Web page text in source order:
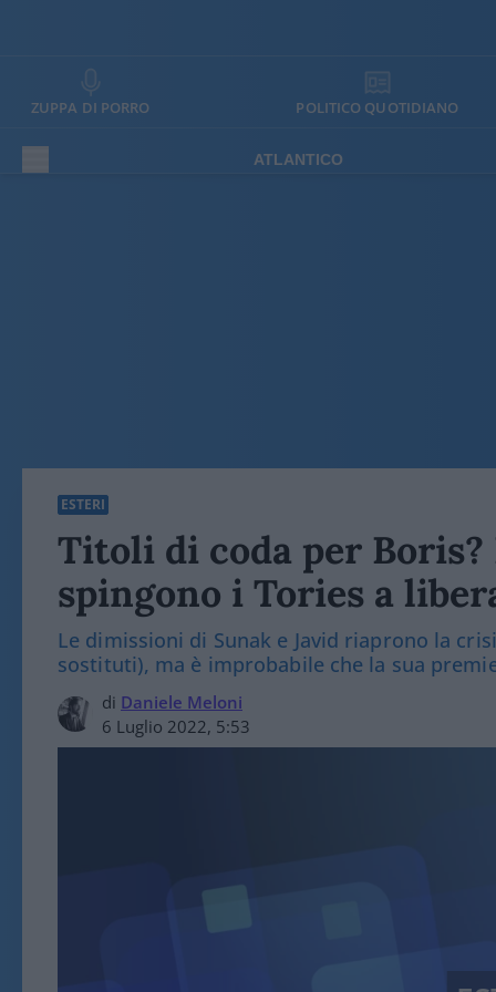
ZUPPA DI PORRO POLITICO QUOTIDIANO
ATLANTICO
ESTERI
Titoli di coda per
spingono i Tories a
Le dimissioni di Sunak e Javid riaprono la
sostituti), ma è improbabile che la sua
di Daniele Meloni
6 Luglio 2022, 5:53